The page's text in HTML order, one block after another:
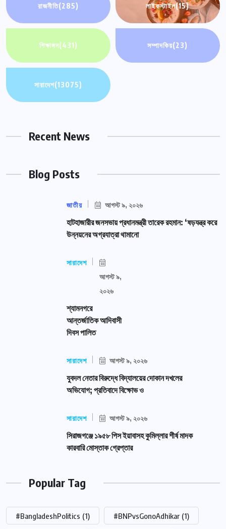
রাজনীতি(285) লাইফস্টাইল(15)
শিক্ষাঙ্গন(431) সম্পাদকিয়(23)
সারাদেশ(13075)
Recent News
Blog Posts
জাতীয় আগস্ট ৯, ২০২৬
হাটহাজারীর জনসভায় প্রধানমন্ত্রী তারেক রহমান: ‘ষড়যন্ত্র করে
উন্নয়নের অগ্রযাত্রা থামানো
সারাদেশ
আগস্ট ৯,
২০২৬
শ্যামনগরে
আন্তর্জাতিক আদিবাসী
দিবস পালিত
সারাদেশ আগস্ট ৯, ২০২৬
যুবদল নেতার বিরুদ্ধে বিদ্যালয়ের দোকান দখলের
অভিযোগ; প্রতিবাদে বিক্ষোভ ও
সারাদেশ আগস্ট ৯, ২০২৬
সিরাজগঞ্জে ১৯৫৮ পিস ইয়াবাসহ কুমিল্লার শীর্ষ মাদক
কারবারি মোস্তাক গ্রেপ্তার
Popular Tag
#BangladeshPolitics (1) #BNPvsGonoAdhikar (1)